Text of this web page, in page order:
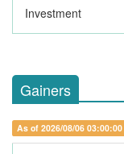
Investment
Gainers
As of 2026/08/06 03:00:00